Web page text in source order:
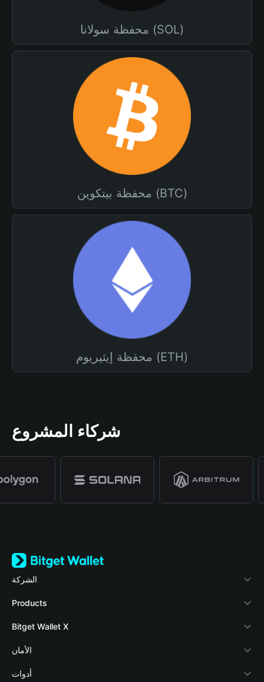
محفظة سولانا (SOL)
محفظة بيتكوين (BTC)
محفظة إيثيريوم (ETH)
شركاء المشروع
الشركة
المدونة
الأكاديمية
أخبار العملات المشفرة
Products
Crypto Card
Stablecoin Earn
Payfi Crypto
Bitget Wallet X
المطورون
ربط المحفظة
الأمان
صندوق الحماية
أدوات